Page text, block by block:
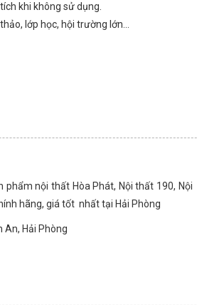
khi không sử dụng.
lớp học, hội trường lớn...
nội thất Hòa Phát, Nội thất 190, Nội
hãng, giá tốt nhất tại Hải Phòng
An, Hải Phòng